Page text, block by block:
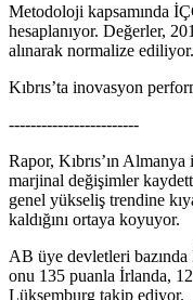
Metodoloji kapsamında
hesaplanıyor. Değerler,
alınarak normalize ediliyor.
Kıbrıs’ta inovasyon
------------------------
Rapor, Kıbrıs’ın
marjinal değişimler
genel yükseliş trendine
kaldığını ortaya koyuyor.
AB üye devletleri bazında
onu 135 puanla İrlanda,
Lüksemburg takip ediyor.